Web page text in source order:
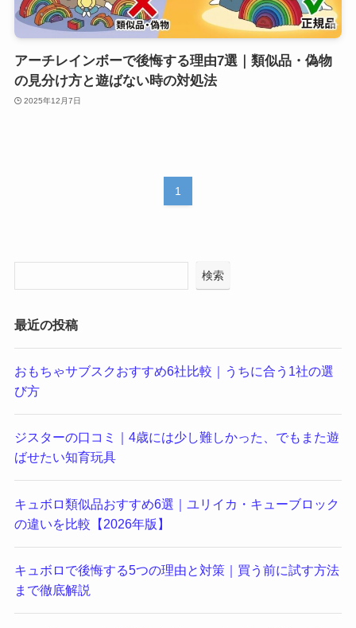
アーチレインボーで後悔する理由7選｜類似品・偽物
の見分け方と遊ばない時の対処法
2025年12月7日
1
検索
最近の投稿
おもちゃサブスクおすすめ6社比較｜うちに合う1社の選
び方
ジスターの口コミ｜4歳には少し難しかった、でもまた遊
ばせたい知育玩具
キュボロ類似品おすすめ6選｜ユリイカ・キューブロック
の違いを比較【2026年版】
キュボロで後悔する5つの理由と対策｜買う前に試す方法
まで徹底解説